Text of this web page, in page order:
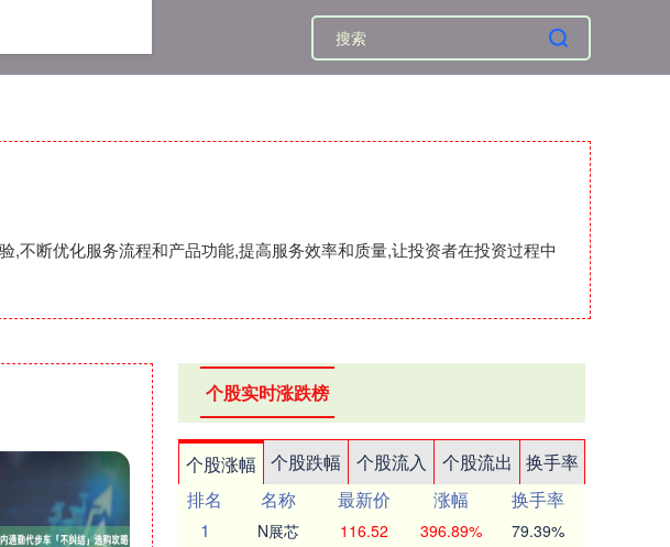
不断优化服务流程和产品功能,提高服务效率和质量,让投资者在投资过程中
个股实时涨跌榜
个股涨幅 个股跌幅 个股流入 个股流出
换手率
排名
名称 最新价 涨幅
换手率
1
N展芯 116.52 396.89% 79.39%